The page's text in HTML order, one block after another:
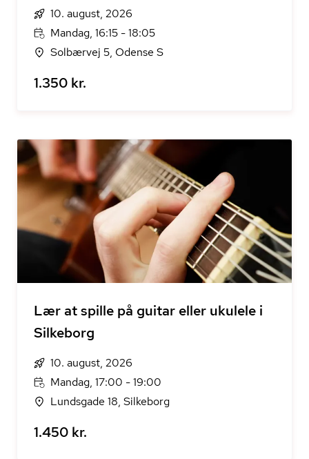
10. august, 2026
Mandag, 16:15 - 18:05
Solbærvej 5, Odense S
1.350 kr.
Lær at spille på guitar eller ukulele i
Silkeborg
10. august, 2026
Mandag, 17:00 - 19:00
Lundsgade 18, Silkeborg
1.450 kr.